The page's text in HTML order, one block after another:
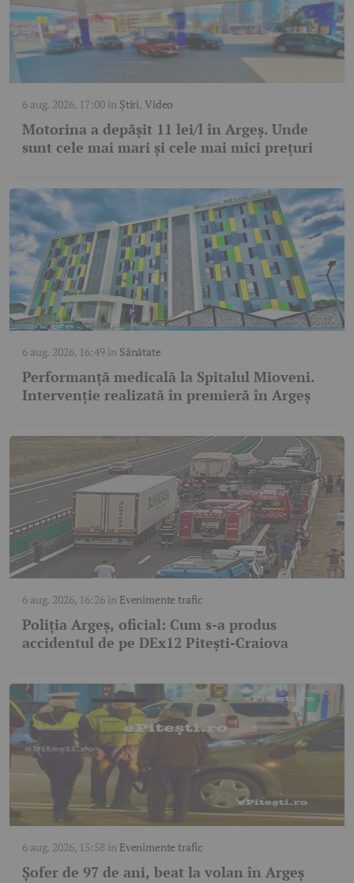
6 aug. 2026, 17:00în Știri,Video
Motorina a depășit 11 lei/l în Argeș. Unde
sunt cele mai mari și cele mai mici prețuri
6 aug. 2026, 16:49în Sănătate
Performanță medicală la Spitalul Mioveni.
Intervenție realizată în premieră în Argeș
6 aug. 2026, 16:26în Evenimente trafic
Poliția Argeș, oficial: Cum s-a produs
accidentul de pe DEx12 Pitești-Craiova
6 aug. 2026, 15:58în Evenimente trafic
Șofer de 97 de ani, beat la volan în Argeș